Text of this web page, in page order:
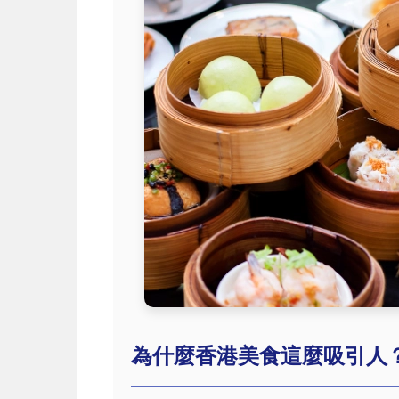
為什麼香港美食這麼吸引人